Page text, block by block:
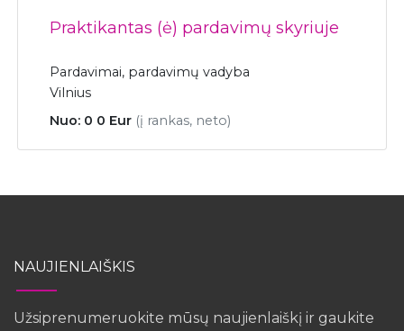
Praktikantas (ė) pardavimų skyriuje
Pardavimai, pardavimų vadyba
Vilnius
Nuo: 0 0 Eur (į rankas, neto)
NAUJIENLAIŠKIS
Užsiprenumeruokite mūsų naujienlaiškį ir gaukite